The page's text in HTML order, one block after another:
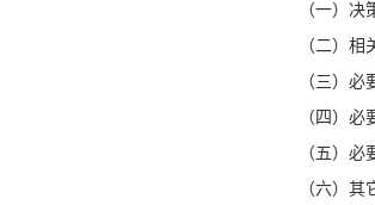
（一）决
（二）
（三）
（四）
（五）
（六）其